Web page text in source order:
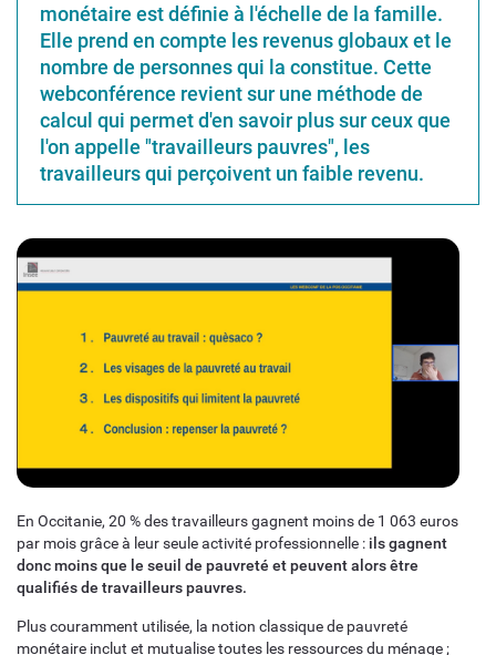
monétaire est définie à l'échelle de la famille.
Elle prend en compte les revenus globaux et le
nombre de personnes qui la constitue. Cette
webconférence revient sur une méthode de
calcul qui permet d'en savoir plus sur ceux que
l'on appelle "travailleurs pauvres", les
travailleurs qui perçoivent un faible revenu.
En Occitanie, 20 % des travailleurs gagnent moins de 1 063 euros
par mois grâce à leur seule activité professionnelle : ils gagnent
donc moins que le seuil de pauvreté et peuvent alors être
qualifiés de travailleurs pauvres.
Plus couramment utilisée, la notion classique de pauvreté
monétaire inclut et mutualise toutes les ressources du ménage ;